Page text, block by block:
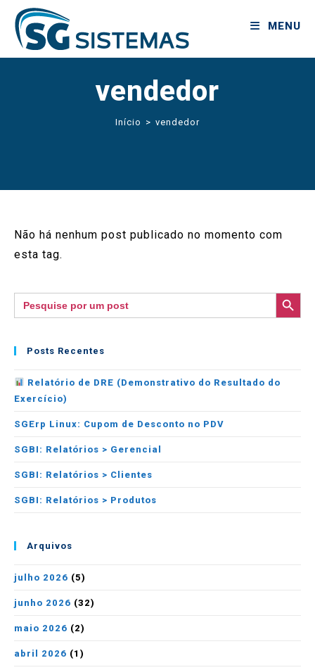
MENU
vendedor
Início > vendedor
Não há nenhum post publicado no momento com
esta tag.
Search
for:
SEARCH BUTTON
Posts Recentes
Relatório de DRE (Demonstrativo do Resultado do
Exercício)
SGErp Linux: Cupom de Desconto no PDV
SGBI: Relatórios > Gerencial
SGBI: Relatórios > Clientes
SGBI: Relatórios > Produtos
Arquivos
julho 2026 (5)
junho 2026 (32)
maio 2026 (2)
abril 2026 (1)